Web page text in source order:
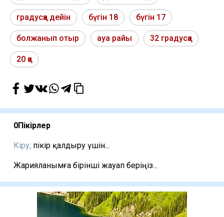
градусқа дейін бүгін 18 бүгін 17
болжанып отыр ауа райы 32 градусқа
20 қа
0Пікірлер
Кіру, пікір қалдыру үшін...
Жарияланымға бірінші жауап беріңіз...